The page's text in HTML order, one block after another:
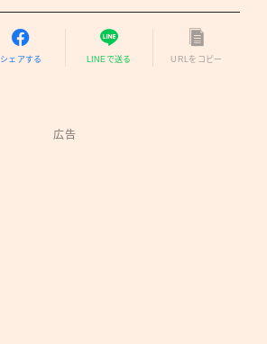
シェアする LINEで送る URLをコピー
広告